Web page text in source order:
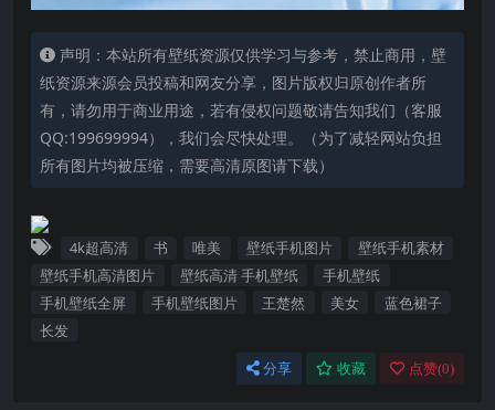
声明：本站所有壁纸资源仅供学习与参考，禁止商用，壁
纸资源来源会员投稿和网友分享，图片版权归原创作者所
有，请勿用于商业用途，若有侵权问题敬请告知我们（客服
QQ:199699994），我们会尽快处理。（为了减轻网站负担
所有图片均被压缩，需要高清原图请下载）
4k超高清 书 唯美 壁纸手机图片
壁纸手机素材
壁纸手机高清图片
壁纸高清 手机壁纸
手机壁纸
手机壁纸全屏
手机壁纸图片 王楚然 美女
蓝色裙子
长发
分享 收藏 点赞(0)